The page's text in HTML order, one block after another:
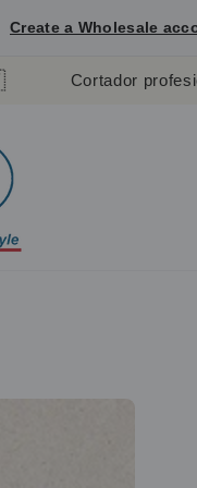
Create a Wholesale
Cortador profesional